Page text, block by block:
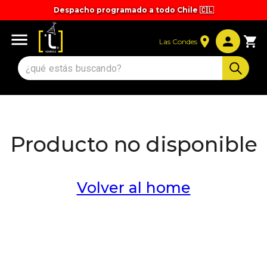
Despacho programado a todo Chile 🇨🇱
Tiempos y valores de despacho 🚚
Las Condes
Producto no disponible
Volver al home